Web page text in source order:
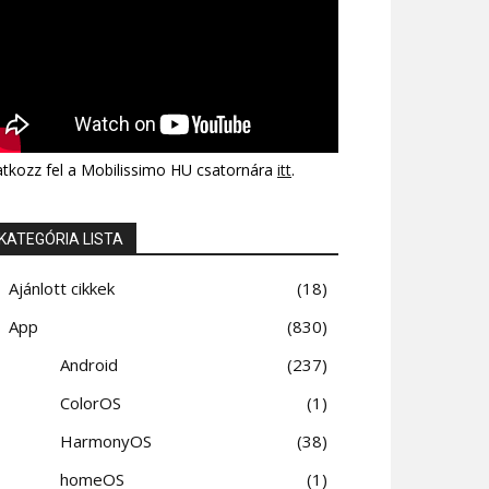
fel a Mobilissimo HU csatornára itt.
LISTA
Ajánlott cikkek
18
App
830
Android
237
ColorOS
1
HarmonyOS
38
homeOS
1